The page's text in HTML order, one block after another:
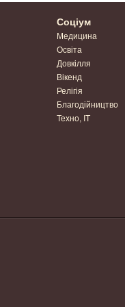
Соціум
Медицина
Освіта
Довкілля
Вікенд
Релігія
Благодійництво
Техно, IT